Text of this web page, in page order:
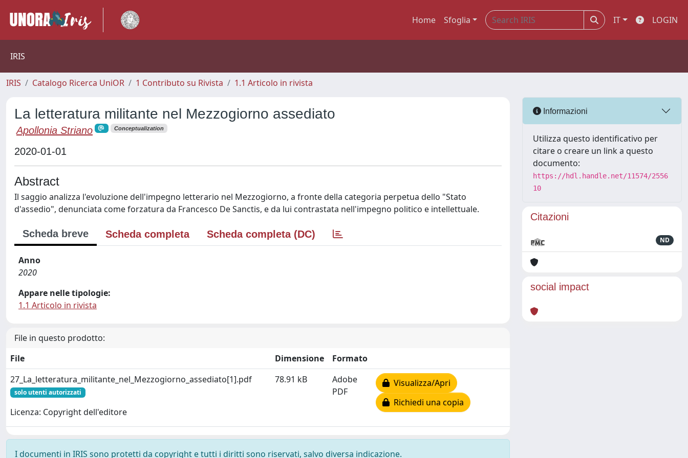
Home Sfoglia IT LOGIN
IRIS
IRIS Catalogo Ricerca UniOR 1 Contributo su Rivista 1.1 Articolo in rivista
La letteratura militante nel Mezzogiorno assediato
Apollonia Striano Conceptualization
2020-01-01
Abstract
Il saggio analizza l'evoluzione dell'impegno letterario nel Mezzogiorno, a fronte della categoria perpetua dello "Stato
d'assedio", denunciata come forzatura da Francesco De Sanctis, e da lui contrastata nell'impegno politico e intellettuale.
Scheda breve Scheda completa Scheda completa (DC)
Anno
2020
Appare nelle tipologie:
1.1 Articolo in rivista
File in questo prodotto:
File
Dimensione
Formato
27_La_letteratura_militante_nel_Mezzogiorno_assediato[1].pdf
solo utenti autorizzati
Licenza: Copyright dell'editore
78.91 kB
Adobe
PDF
Visualizza/Apri
Richiedi una copia
I documenti in IRIS sono protetti da copyright e tutti i diritti sono riservati, salvo diversa indicazione.
Informazioni
Utilizza questo identificativo per
citare o creare un link a questo
documento:
https://hdl.handle.net/11574/2556
10
Citazioni
ND
social impact